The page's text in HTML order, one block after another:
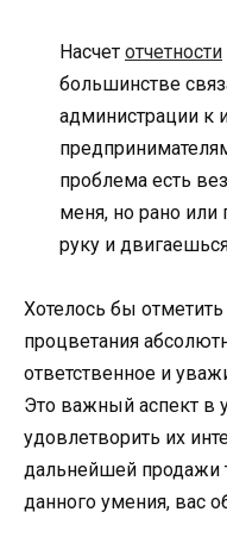
Насчет отчетности
большинстве
администрации к
проблема есть
меня, но рано
руку и
Хотелось бы
процветания
ответственное и
Это важный аспект в
удовлетворить их
дальнейшей продажи
данного умения, вас